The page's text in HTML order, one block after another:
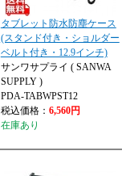
タブレット防水防塵ケース
(スタンド付き・ショルダー
ベルト付き・12.9インチ)
サンワサプライ ( SANWA
SUPPLY )
PDA-TABWPST12
税込価格： 6,560円
在庫あり